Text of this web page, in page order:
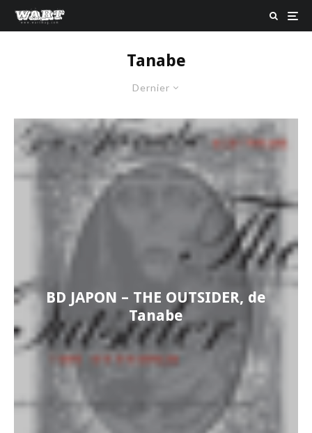
Tanabe
Dernier
BD JAPON – THE OUTSIDER, de
Tanabe